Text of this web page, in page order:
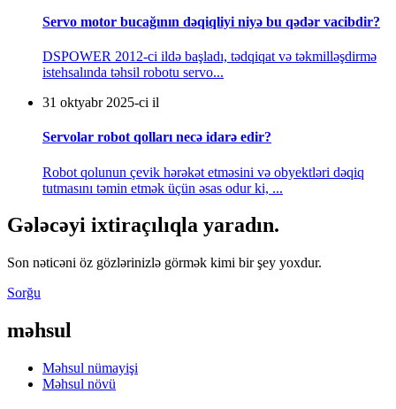
Servo motor bucağının dəqiqliyi niyə bu qədər vacibdir?
DSPOWER 2012-ci ildə başladı, tədqiqat və təkmilləşdirmə
istehsalında təhsil robotu servo...
31 oktyabr 2025-ci il
Servolar robot qolları necə idarə edir?
Robot qolunun çevik hərəkət etməsini və obyektləri dəqiq
tutmasını təmin etmək üçün əsas odur ki, ...
Gələcəyi ixtiraçılıqla yaradın.
Son nəticəni öz gözlərinizlə görmək kimi bir şey yoxdur.
Sorğu
məhsul
Məhsul nümayişi
Məhsul növü